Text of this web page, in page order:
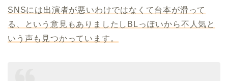
SNSには出演者が悪いわけではなくて台本が滑って
る、という意見もありましたしBLっぽいから不人気と
いう声も見つかっています。